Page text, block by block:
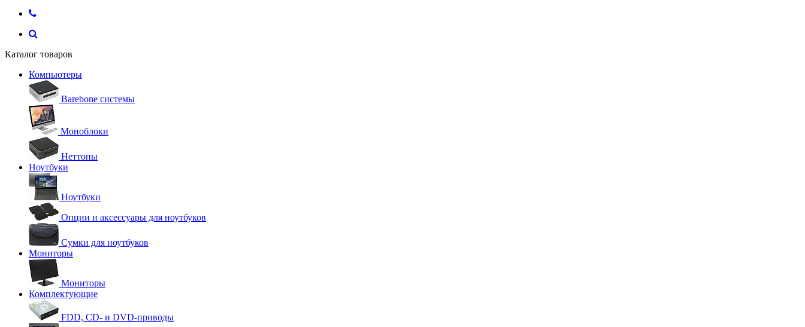
Каталог товаров
Компьютеры
Barebone системы
Моноблоки
Неттопы
Ноутбуки
Ноутбуки
Опции и аксессуары для ноутбуков
Сумки для ноутбуков
Мониторы
Мониторы
Комплектующие
FDD, CD- и DVD-приводы